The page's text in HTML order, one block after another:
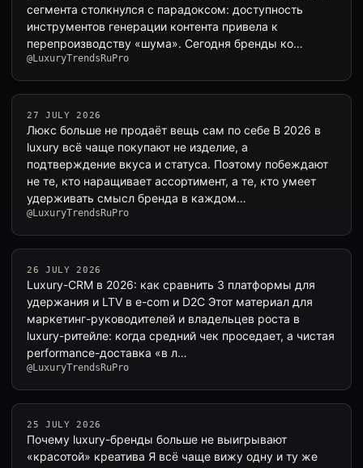
сегмента столкнулся с парадоксом: доступность
инструментов генерации контента привела к
перепроизводству «шума». Сегодня бренды ко…
@LuxuryTrendsRuPro
27 JULY 2026
Люкс больше не продаёт вещь сам по себе В 2026 в
luxury всё чаще покупают не изделие, а
подтверждение вкуса и статуса. Поэтому побеждают
не те, кто наращивает ассортимент, а те, кто умеет
удерживать смысл бренда в каждом…
@LuxuryTrendsRuPro
26 JULY 2026
Luxury-CRM в 2026: как сравнить 3 платформы для
удержания и LTV в e-com и D2C Этот материал для
маркетинг-руководителей и владельцев роста в
luxury-ритейле: когда средний чек проседает, а чистая
performance-доставка «в л…
@LuxuryTrendsRuPro
25 JULY 2026
Почему luxury-бренды больше не выигрывают
«красотой» креатива Я всё чаще вижу одну и ту же